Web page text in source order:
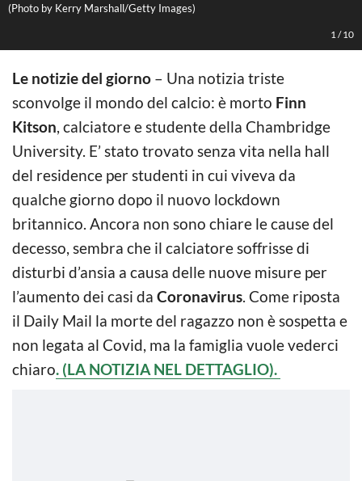
(Photo by Kerry Marshall/Getty Images)
1 /10
Le notizie del giorno – Una notizia triste
sconvolge il mondo del calcio: è morto Finn
Kitson, calciatore e studente della Chambridge
University. E’ stato trovato senza vita nella hall
del residence per studenti in cui viveva da
qualche giorno dopo il nuovo lockdown
britannico. Ancora non sono chiare le cause del
decesso, sembra che il calciatore soffrisse di
disturbi d’ansia a causa delle nuove misure per
l’aumento dei casi da Coronavirus. Come riposta
il Daily Mail la morte del ragazzo non è sospetta e
non legata al Covid, ma la famiglia vuole vederci
chiaro. (LA NOTIZIA NEL DETTAGLIO).